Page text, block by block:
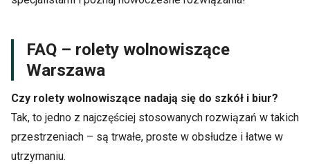
FAQ – rolety wolnowiszące
Warszawa
Czy rolety wolnowiszące nadają się do szkół i biur?
Tak, to jedno z najczęściej stosowanych rozwiązań w takich
przestrzeniach – są trwałe, proste w obsłudze i łatwe w
utrzymaniu.